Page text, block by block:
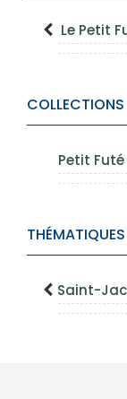
Le Petit
COLLECTIONS
Petit Futé
THÉMATIQUES
Saint-